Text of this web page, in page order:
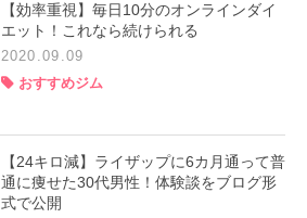
【効率重視】毎日10分のオンラインダイ
エット！これなら続けられる
2020.09.09
おすすめジム
【24キロ減】ライザップに6カ月通って普
通に痩せた30代男性！体験談をブログ形
式で公開